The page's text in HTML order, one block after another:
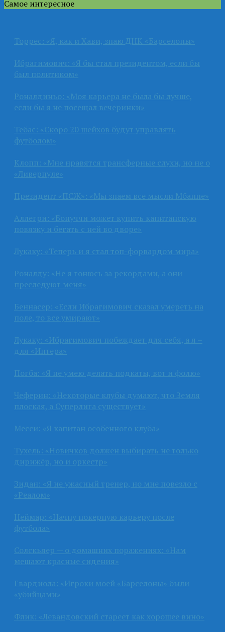
Самое интересное
Торрес: «Я, как и Хави, знаю ДНК «Барселоны»
Ибрагимович: «Я бы стал президентом, если бы
был политиком»
Роналдиньо: «Моя карьера не была бы лучше,
если бы я не посещал вечеринки»
Тебас: «Скоро 20 шейхов будут управлять
футболом»
Клопп: «Мне нравятся трансферные слухи, но не о
«Ливерпуле»
Президент «ПСЖ»: «Мы знаем все мысли Мбаппе»
Аллегри: «Бонуччи может купить капитанскую
повязку и бегать с ней во дворе»
Лукаку: «Теперь и я стал топ-форвардом мира»
Роналду: «Не я гонюсь за рекордами, а они
преследуют меня»
Беннасер: «Если Ибрагимович сказал умереть на
поле, то все умирают»
Лукаку: «Ибрагимович побеждает для себя, а я –
для «Интера»
Погба: «Я не умею делать подкаты, вот и фолю»
Чеферин: «Некоторые клубы думают, что Земля
плоская, а Суперлига существует»
Месси: «Я капитан особенного клуба»
Тухель: «Новичков должен выбирать не только
дирижёр, но и оркестр»
Зидан: «Я не ужасный тренер, но мне повезло с
«Реалом»
Неймар: «Начну покерную карьеру после
футбола»
Солскьяер — о домашних поражениях: «Нам
мешают красные сидения»
Гвардиола: «Игроки моей «Барселоны» были
«убийцами»
Флик: «Левандовский стареет как хорошее вино»